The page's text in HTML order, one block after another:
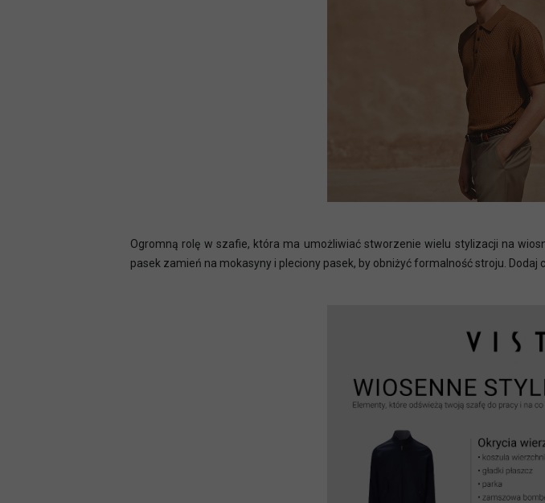
Ogromną rolę w szafie, która ma umożliwiać stworzenie wielu stylizacji na
pasek zamień na mokasyny i pleciony pasek, by obniżyć formalność stroju.